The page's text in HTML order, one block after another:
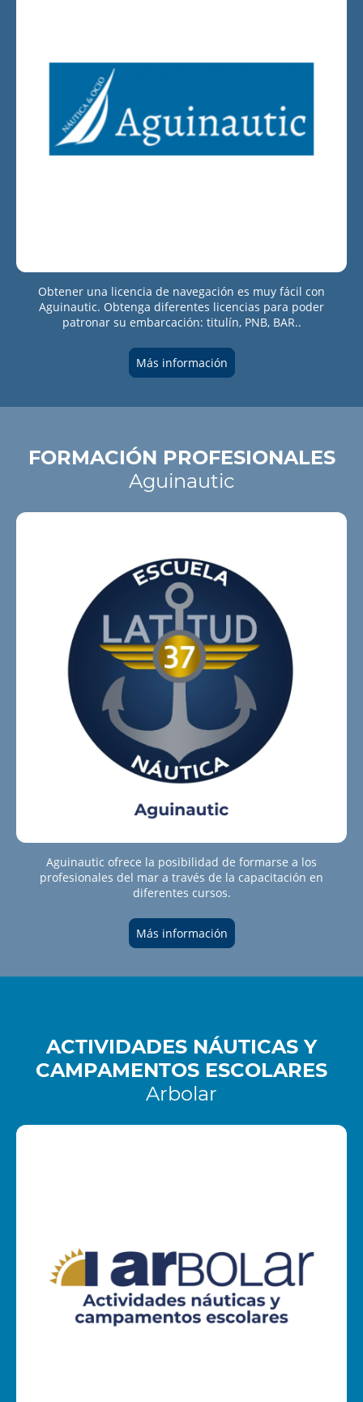
Obtener una licencia de navegación es muy fácil con
Aguinautic. Obtenga diferentes licencias para poder
patronar su embarcación: titulín, PNB, BAR..
Más información
FORMACIÓN PROFESIONALES
Aguinautic
Aguinautic ofrece la posibilidad de formarse a los
profesionales del mar a través de la capacitación en
diferentes cursos.
Más información
ACTIVIDADES NÁUTICAS Y
CAMPAMENTOS ESCOLARES
Arbolar